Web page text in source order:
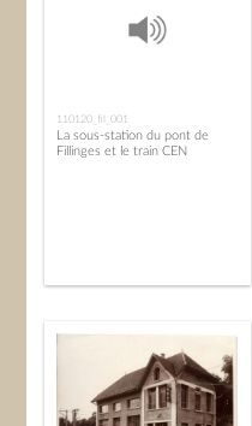
110120_fil_001
La sous-station du pont de
Fillinges et le train CEN